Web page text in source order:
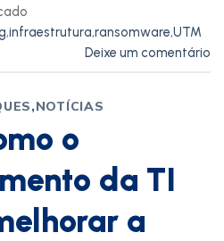
,infraestrutura,ransomware,UTM
Deixe um comentário
,NOTÍCIAS
o
da TI
a